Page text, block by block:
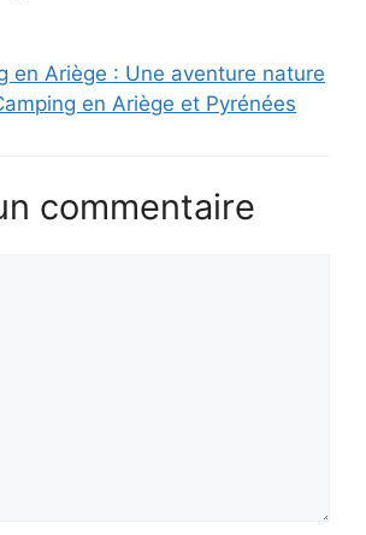
en Ariège : Une aventure nature
en Ariège et Pyrénées
commentaire